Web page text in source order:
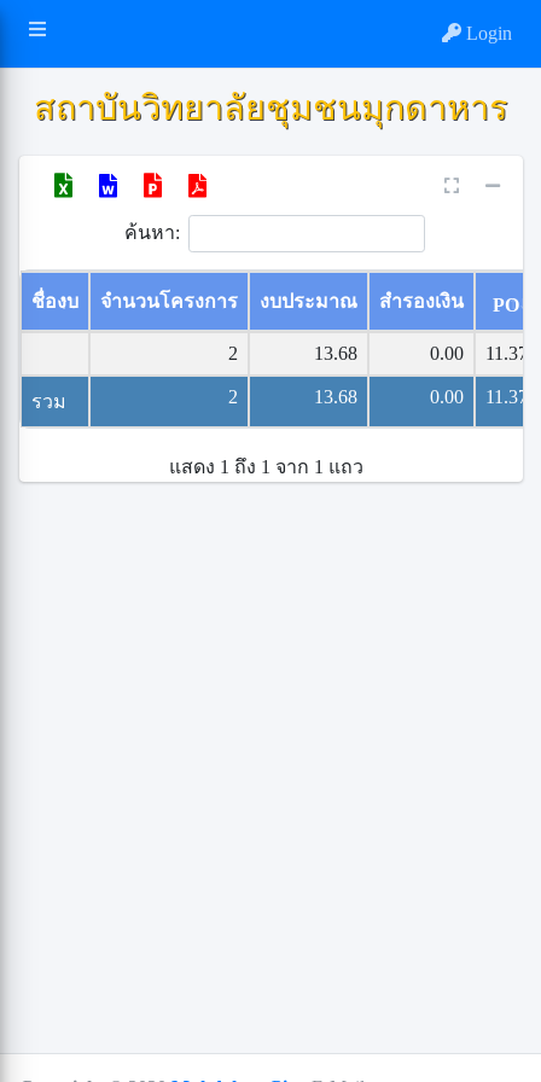
Login
สถาบันวิทยาลัยชุมชนมุกดาหาร
ค้นหา:
ชื่องบ จำนวนโครงการ งบประมาณ สำรองเงิน PO
2 13.68 0.00 11.37
รวม 2 13.68 0.00 11.37
แสดง 1 ถึง 1 จาก 1 แถว